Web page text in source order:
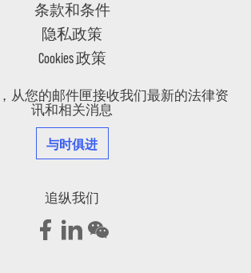
条款和条件
隐私政策
Cookies 政策
从您的邮件匣接收我们最新的法律资
讯和相关消息
与时俱进
追纵我们